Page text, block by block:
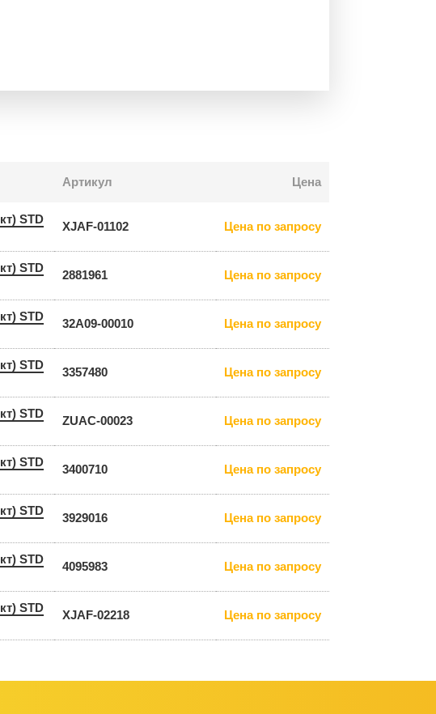
Артикул Цена
STD
XJAF-01102 Цена по запросу
STD
2881961 Цена по запросу
STD
32A09-00010 Цена по запросу
STD
3357480 Цена по запросу
STD
ZUAC-00023 Цена по запросу
STD
3400710 Цена по запросу
STD
3929016 Цена по запросу
STD
4095983 Цена по запросу
STD
XJAF-02218 Цена по запросу